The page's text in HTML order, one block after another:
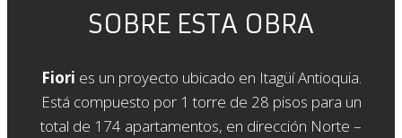
SOBRE ESTA OBRA
Fiori es un proyecto ubicado en Itagüí Antioquia.
Está compuesto por 1 torre de 28 pisos para un
total de 174 apartamentos, en dirección Norte –